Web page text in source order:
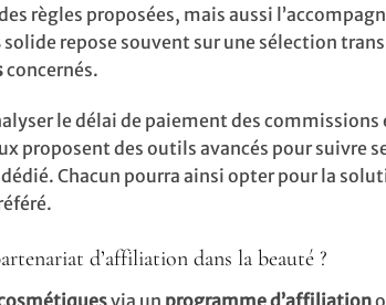
règles proposées, mais aussi
solide repose souvent sur une sélection
concernés.
le délai de paiement des
proposent des outils avancés pour suivre
Chacun pourra ainsi opter pour la
d’affiliation dans la beauté ?
via un programme d’affiliation